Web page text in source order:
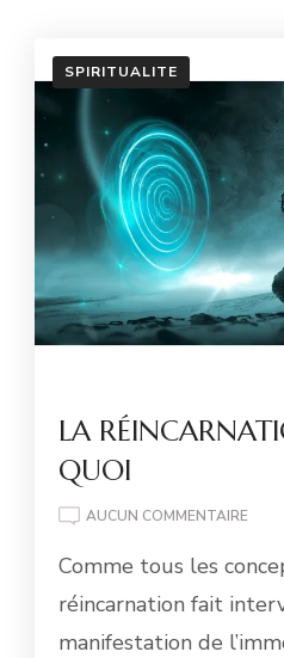
SPIRITUALITE
LA
QUOI
AUCUN COMMENTAIRELA
Comme tous les
réincarnation fait
manifestation de